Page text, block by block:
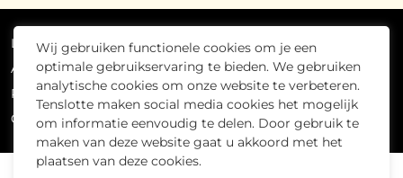
Wij gebruiken functionele cookies om je een
optimale gebruikservaring te bieden. We gebruiken
analytische cookies om onze website te verbeteren.
Tenslotte maken social media cookies het mogelijk
om informatie eenvoudig te delen. Door gebruik te
maken van deze website gaat u akkoord met het
plaatsen van deze cookies.
Lucas Modelbouw 2026 - Alle rechten voorbehouden
Algemene voorwaarden
Privacybeleid
Cookiebeleid